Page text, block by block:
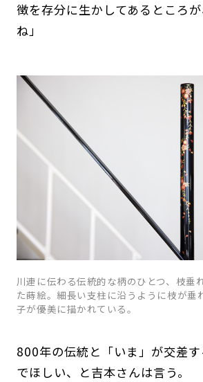
徴を存分に生かしてあるところ
ね」
川連に伝わる伝統的な柄のひとつ、枝垂
た蒔絵。細長い支柱に沿うように枝が垂
子が優美に描かれている。
800年の伝統と「いま」が交差
でほしい、と吉本さんは言う。